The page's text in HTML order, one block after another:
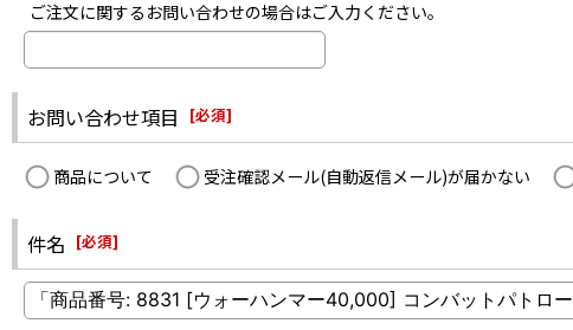
ご注文に関するお問い合わせの場合はご入力ください。
お問い合わせ項目 [必須]
商品について 受注確認メール(自動返信メール)が届かない
件名 [必須]